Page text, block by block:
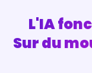
L'IA
Sur du